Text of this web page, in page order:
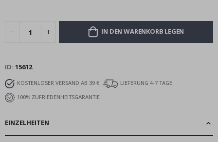
IN DEN WARENKORB LEGEN
ID 15612
KOSTENLOSER VERSAND AB 39 €
LIEFERUNG 4-7 TAGE
100% ZUFRIEDENHEITSGARANTIE
EINZELHEITEN